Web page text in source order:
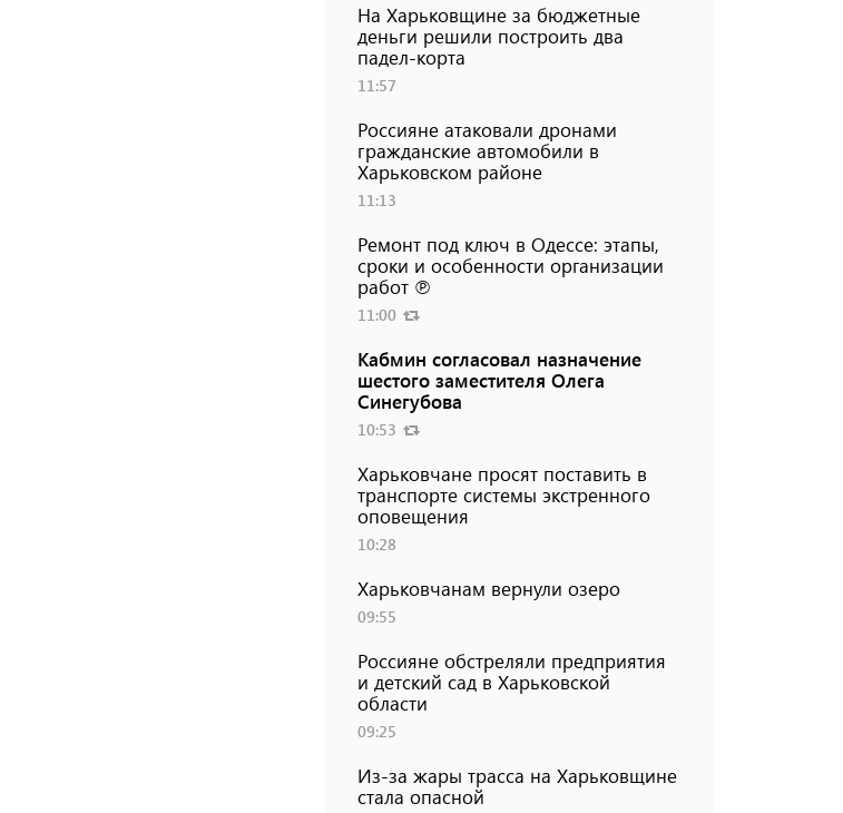
На Харьковщине за бюджетные
деньги решили построить два
падел-корта
11:57
Россияне атаковали дронами
гражданские автомобили в
Харьковском районе
11:13
Ремонт под ключ в Одессе: этапы,
сроки и особенности организации
работ ℗
11:00
Кабмин согласовал назначение
шестого заместителя Олега
Синегубова
10:53
Харьковчане просят поставить в
транспорте системы экстренного
оповещения
10:28
Харьковчанам вернули озеро
09:55
Россияне обстреляли предприятия
и детский сад в Харьковской
области
09:25
Из-за жары трасса на Харьковщине
стала опасной